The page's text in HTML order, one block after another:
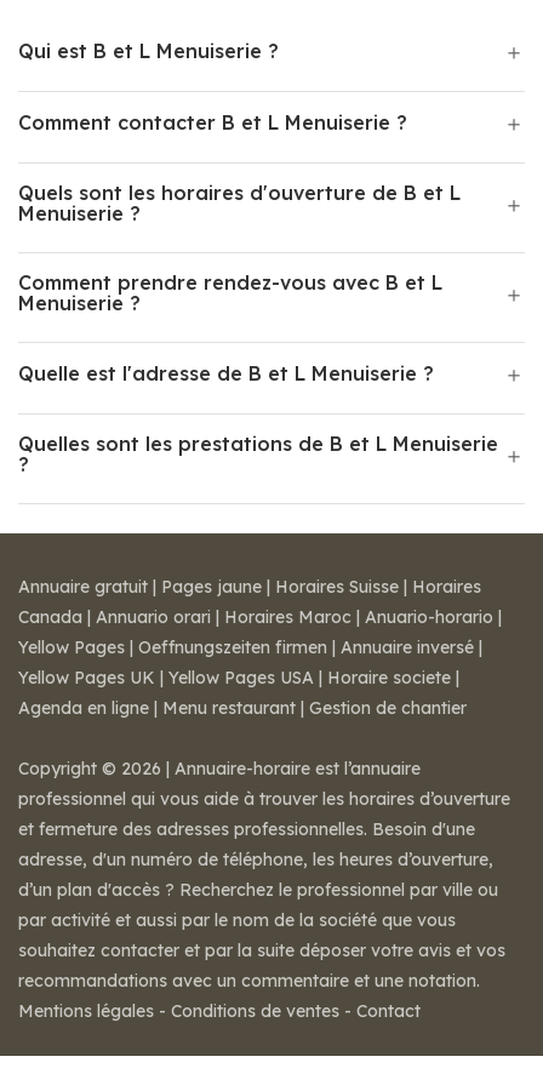
Qui est B et L Menuiserie ?
Comment contacter B et L Menuiserie ?
Quels sont les horaires d'ouverture de B et L
Menuiserie ?
Comment prendre rendez-vous avec B et L
Menuiserie ?
Quelle est l'adresse de B et L Menuiserie ?
Quelles sont les prestations de B et L Menuiserie
?
Annuaire gratuit | Pages jaune | Horaires Suisse | Horaires
Canada | Annuario orari | Horaires Maroc | Anuario-horario |
Yellow Pages | Oeffnungszeiten firmen | Annuaire inversé |
Yellow Pages UK | Yellow Pages USA | Horaire societe |
Agenda en ligne | Menu restaurant | Gestion de chantier
Copyright © 2026 | Annuaire-horaire est l’annuaire
professionnel qui vous aide à trouver les horaires d’ouverture
et fermeture des adresses professionnelles. Besoin d'une
adresse, d'un numéro de téléphone, les heures d’ouverture,
d’un plan d'accès ? Recherchez le professionnel par ville ou
par activité et aussi par le nom de la société que vous
souhaitez contacter et par la suite déposer votre avis et vos
recommandations avec un commentaire et une notation.
Mentions légales - Conditions de ventes - Contact